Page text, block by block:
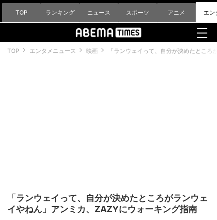
TOP ランキング ニュース スポーツ アニメ エン
TOP エンタメニュース 映画 「ランウェイって、自分が決めたとこ
「ランウェイって、自分が決めたところがランウェ
イやねん」アンミカ、ZAZYにウォーキング指南